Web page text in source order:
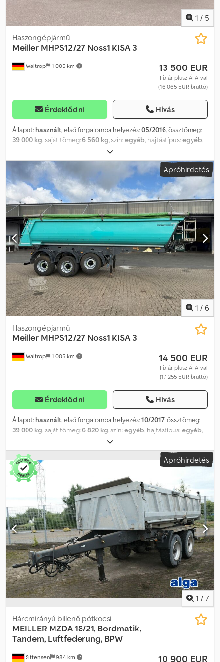
1 / 5
Waltrop 1 005 km
Haszongépjármű
Meiller MHPS12/27 Noss1 KISA 3
13 500 EUR
Fix ár plusz ÁFA-val
(16 065 EUR bruttó)
Érdeklődni Hívás
Állapot: használt, első forgalomba helyezés:05/2016, össztömeg:
39 000 kg, saját tömeg:6 560 kg, szín:egyéb, hajtástípus:egyéb,
, maximális teherbírás:
következő vizsga (TÜV):10/2026, felfüggesztés:egyéb, hátsó
gumiabroncs méret:
385/65 R22.5 , vezetőfülke:egyéb, * Kettős
zár * ABS (blokkolásgátló rendszer) * Támasztó szerkezet *
Beépített nyeregszerkezet-magasság: 1220 mm * BPW tengelyek
* Egyszerű gerendás váz * Egyedi kerékdob * Gumitömítés *
Nagynyomású billenőhenger Csdpfx Aezqzlajngjrf * König
csatlakozó 2'' * Egyszerű emelőtengely * Dobfék * Összecsukható
alvázvédelem
Apróhirdetés
1 / 6
Waltrop 1 005 km
Haszongépjármű
Meiller MHPS12/27 Noss1 KISA 3
14 500 EUR
Fix ár plusz ÁFA-val
(17 255 EUR bruttó)
Érdeklődni Hívás
Állapot: használt, első forgalomba helyezés:10/2017, össztömeg:
39 000 kg, saját tömeg:6 820 kg, szín:egyéb, hajtástípus:egyéb,
, maximális teherbírás:
következő vizsga (TÜV):03/2027, felfüggesztés:egyéb, rakodótér
térfogata:24 m³
, rakodótér szélesség:
2 300 mm, raktérmagasság:
385/65 R 22.5
, vezetőfülke: egyéb, tengelytáv: 1 310 mm
, * Kettős
zárórendszer Codszqzlgepfx Angorf * ABS (blokkolásgátló
fékrendszer) * Támasztó szerkezet * Beépített nyergesvontató-
csatlakozó magassága: 1220 mm * BPW tengelyek * Egyszerű
keresztgerenda-váz * Egyedi kerékdob * Gumitömítés *
Nagynyomású billenő hidraulikahenger * König csap, 2 hüvelyk *
Egyszerű emelőtengely * Dobfék * Behajtható alvázvédő
Apróhirdetés
1 / 7
Sittensen 984 km
Háromirányú billenő pótkocsi
MEILLER MZDA 18/21, Bordmatik,
Tandem, Luftfederung, BPW
10 900 EUR